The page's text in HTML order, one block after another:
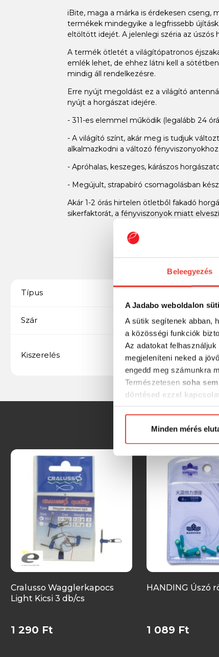
Beleegyezés
A Jadabo weboldalon
A sütik segítenek abban,
a közösségi funkciók
Az adatokat
megjeleníteni neked a
engedd meg számunkra
Természetesen soha
döntésed ezzel
Előre is köszönjük!
Minden mérés
iBite, maga a márka is érdekesen cseng,
termékek mindegyike a legfrissebb
eltöltött idejét. A jelenlegi széria az úszós
A termék ötletét a világítópatronos
emlék lehet, de ehhez látni kell a
mindig áll rendelkezésre.
Erre nyújt megoldást ez a világító
nyújt a horgászat idejére.
- 311-es elemmel működik (legalább 24
- A világító színt, akár meg is tudjuk
alkalmazkodni a változó fényviszonyokhoz.
- Apróhalas, keszeges, kárászos
- Megújult, strapabíró csomagolásban
Akár 1-2 órás hirtelen ötletből fakadó
sikerfaktorát, a fényviszonyok miatt
Típus
Szár
Kiszerelés
311 elem + piros led
zöld led
Cralusso Wagglerkapocs
Light Kicsi 3 db/cs
1 290 Ft
HANDING Úszó
1 089 Ft